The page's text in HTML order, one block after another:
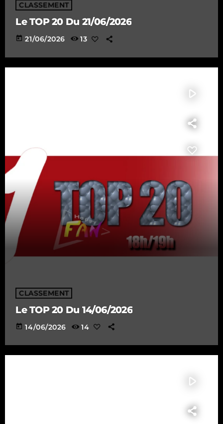
CLASSEMENT
Le TOP 20 Du 21/06/2026
today 21/06/2026 13
play_arrow
CLASSEMENT
Le TOP 20 Du 14/06/2026
today 14/06/2026 14
play_arrow